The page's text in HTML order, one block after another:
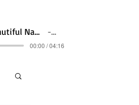
What A Beautiful Name - Hillsong - Violin cover by Daniel Jang Artist Name
00:00 / 04:16